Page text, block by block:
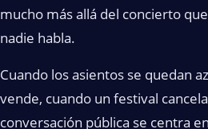
mucho más allá del concierto
nadie habla.
Cuando los asientos se quedan
vende, cuando un festival
conversación pública se centra